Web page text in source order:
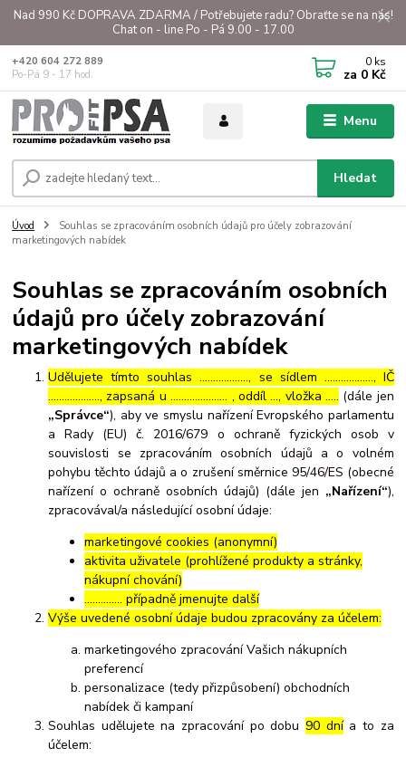
Nad 990 Kč DOPRAVA ZDARMA / Potřebujete radu? Obraťte se na nás!
Chat on - line Po - Pá 9.00 - 17.00
Menu
Hledat
+420 604 272 889
Po-Pá 9 - 17 hod.
0 ks
za 0 Kč
Úvod
Souhlas se zpracováním osobních údajů pro účely zobrazování
marketingových nabídek
Souhlas se zpracováním osobních
údajů pro účely zobrazování
marketingových nabídek
Udělujete tímto souhlas ……………..., se sídlem ………………, IČ
………………., zapsaná u ………………… , oddíl …, vložka ….. (dále jen
„Správce“), aby ve smyslu nařízení Evropského parlamentu
a Rady (EU) č. 2016/679 o ochraně fyzických osob v
souvislosti se zpracováním osobních údajů a o volném
pohybu těchto údajů a o zrušení směrnice 95/46/ES (obecné
nařízení o ochraně osobních údajů) (dále jen „Nařízení“),
zpracovával/a následující osobní údaje:
marketingové cookies (anonymní)
aktivita uživatele (prohlížené produkty a stránky,
nákupní chování)
………….. případně jmenujte další
Výše uvedené osobní údaje budou zpracovány za účelem:
marketingového zpracování Vašich nákupních
preferencí
personalizace (tedy přizpůsobení) obchodních
nabídek či kampaní
Souhlas udělujete na zpracování po dobu 90 dnía to za
účelem: